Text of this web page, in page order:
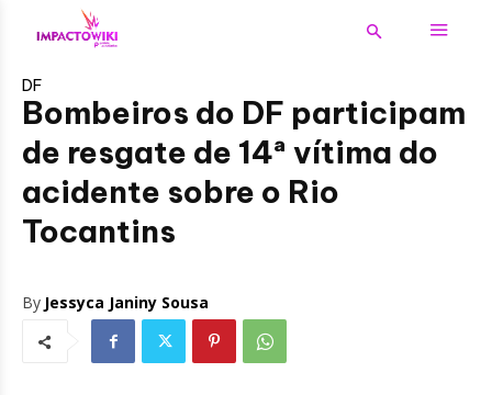
DF
Bombeiros do DF participam
de resgate de 14ª vítima do
acidente sobre o Rio
Tocantins
By Jessyca Janiny Sousa